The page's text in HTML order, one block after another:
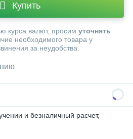
Купить
курса валют, просим уточнять
необходимого товара у
за неудобства.
и безналичный расчет,